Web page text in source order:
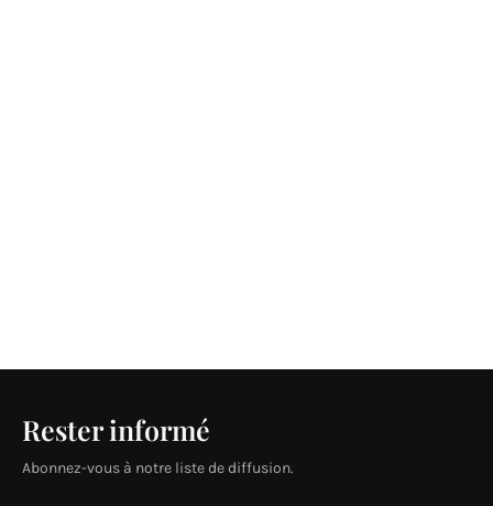
Rester informé
Abonnez-vous à notre liste de diffusion.